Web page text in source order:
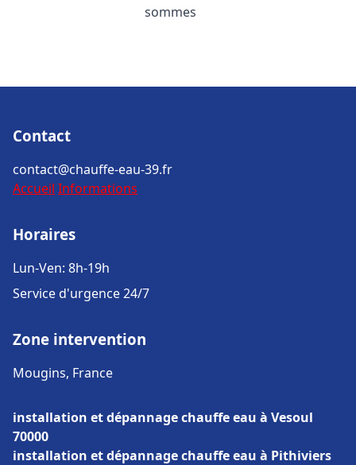
sommes
Contact
contact@chauffe-eau-39.fr
Accueil Informations
Horaires
Lun-Ven: 8h-19h
Service d'urgence 24/7
Zone intervention
Mougins, France
installation et dépannage chauffe eau à Vesoul
70000
installation et dépannage chauffe eau à Pithiviers